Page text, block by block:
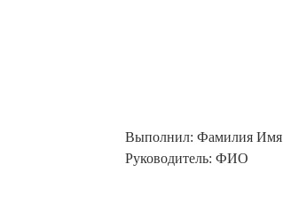
Выполнил: Фамилия Имя
Руководитель: ФИО